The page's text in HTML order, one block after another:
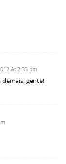
At 2:33 pm
gente!